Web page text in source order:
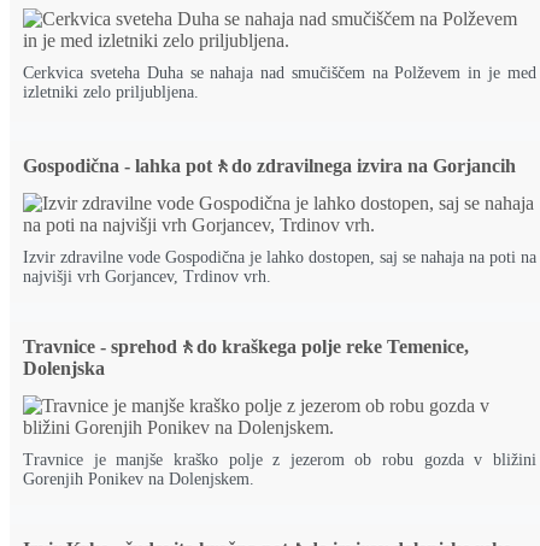
Cerkvica sveteha Duha se nahaja nad smučiščem na Polževem in je med
izletniki zelo priljubljena.
Gospodična - lahka pot🚶do zdravilnega izvira na Gorjancih
Izvir zdravilne vode Gospodična je lahko dostopen, saj se nahaja na poti na
najvišji vrh Gorjancev, Trdinov vrh.
Travnice - sprehod🚶do kraškega polje reke Temenice,
Dolenjska
Travnice je manjše kraško polje z jezerom ob robu gozda v bližini
Gorenjih Ponikev na Dolenjskem.